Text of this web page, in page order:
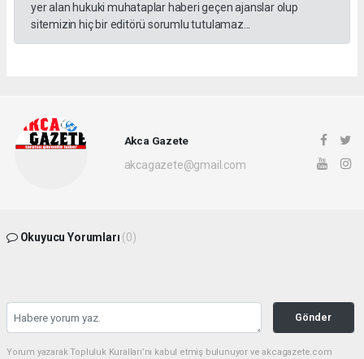
yer alan hukuki muhataplar haberi geçen ajanslar olup
sitemizin hiç bir editörü sorumlu tutulamaz...
Akca Gazete
akcagazete@gmail.com
Okuyucu Yorumları (0)
Gönder
Yorum yazarak Topluluk Kuralları’nı kabul etmiş bulunuyor ve akcagazete.com